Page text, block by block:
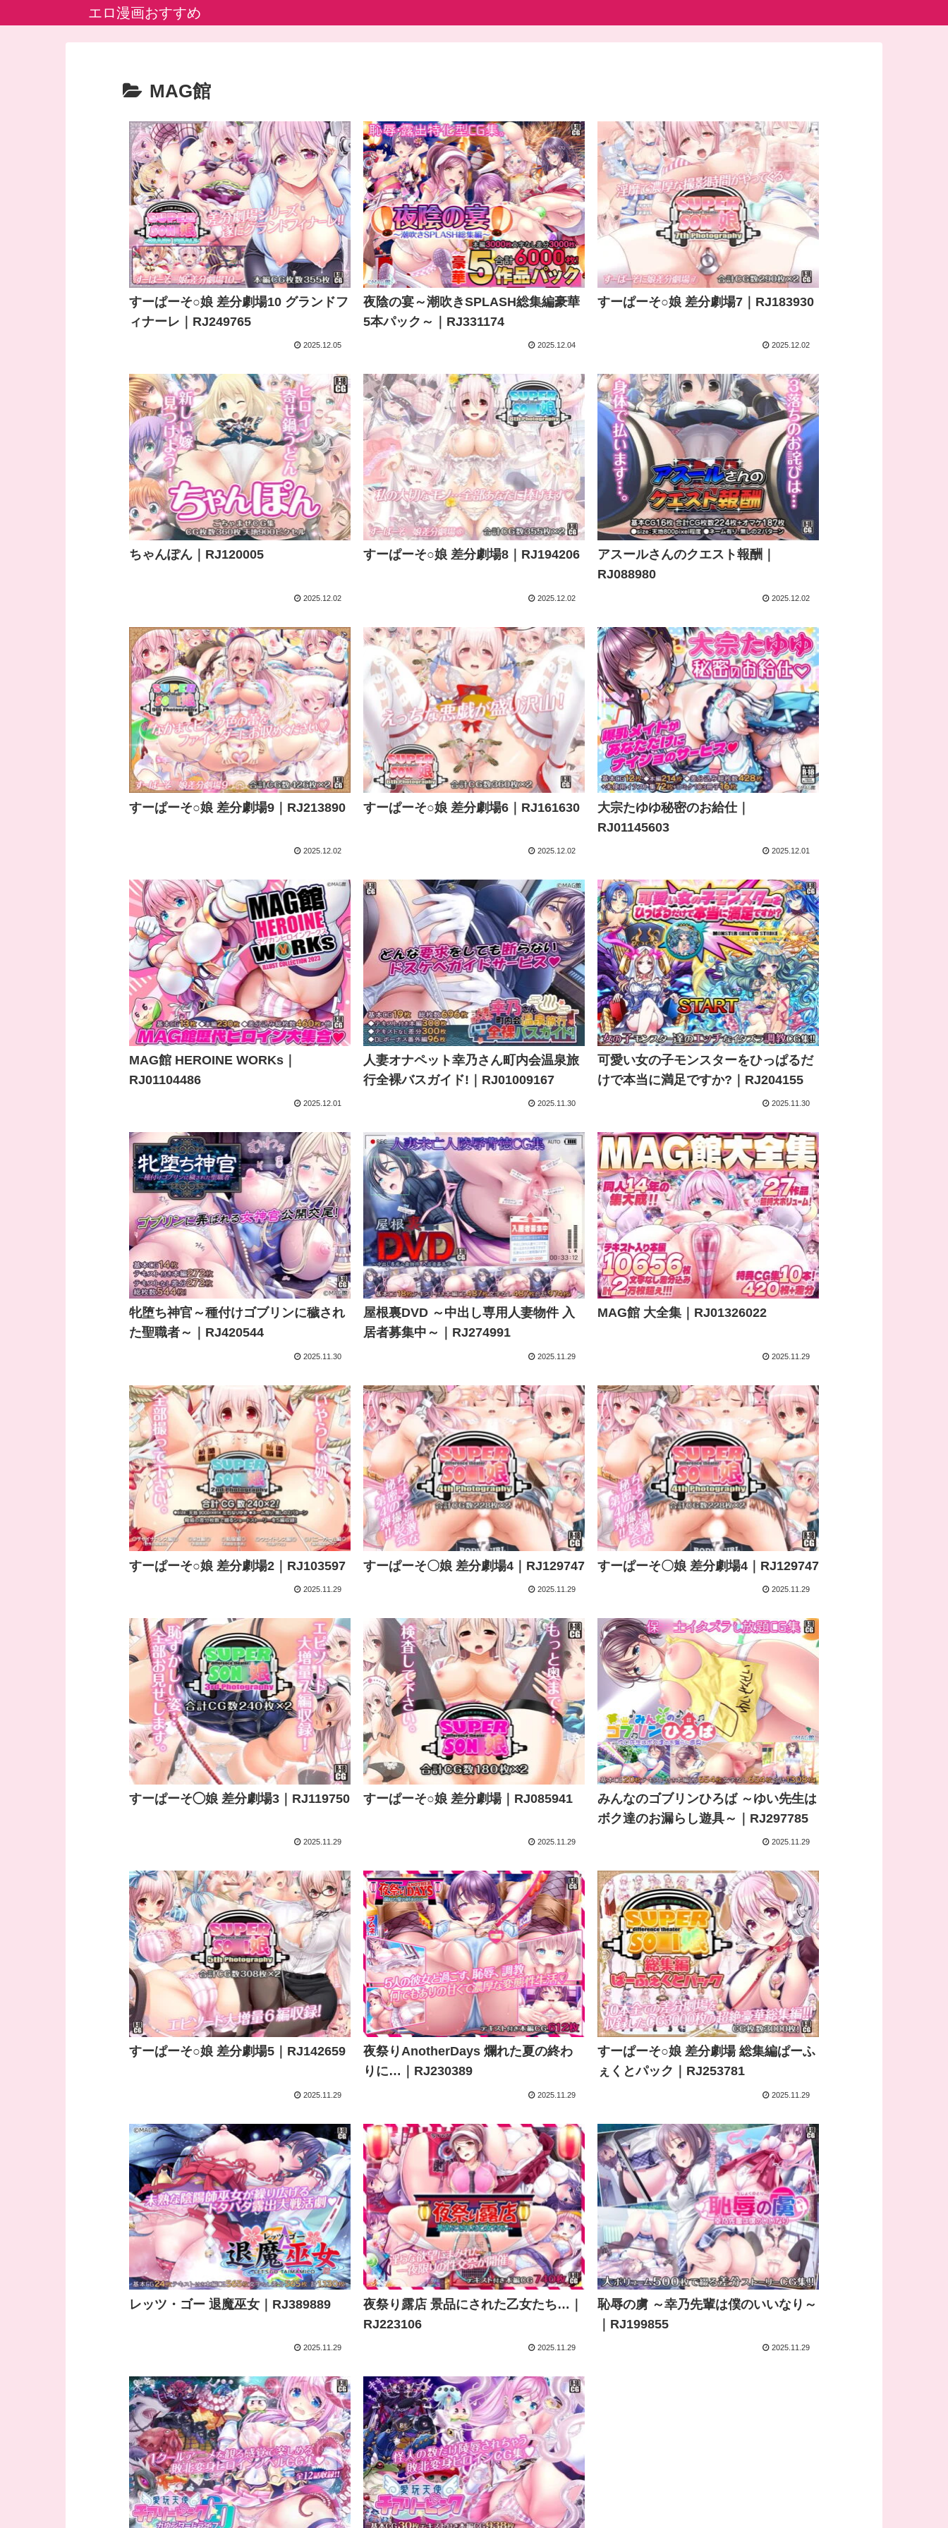
エロ漫画おすすめ
MAG館
すーぱーそ○娘 差分劇場10 グランドフ
ィナーレ｜RJ249765
2025.12.05
夜陰の宴～潮吹きSPLASH総集編豪華
5本パック～｜RJ331174
2025.12.04
すーぱーそ○娘 差分劇場7｜RJ183930
2025.12.02
ちゃんぽん｜RJ120005
2025.12.02
すーぱーそ○娘 差分劇場8｜RJ194206
2025.12.02
アスールさんのクエスト報酬｜
RJ088980
2025.12.02
すーぱーそ○娘 差分劇場9｜RJ213890
2025.12.02
すーぱーそ○娘 差分劇場6｜RJ161630
2025.12.02
大宗たゆゆ秘密のお給仕｜
RJ01145603
2025.12.01
MAG館 HEROINE WORKs｜
RJ01104486
2025.12.01
人妻オナペット幸乃さん町内会温泉旅
行全裸バスガイド!｜RJ01009167
2025.11.30
可愛い女の子モンスターをひっぱるだ
けで本当に満足ですか?｜RJ204155
2025.11.30
牝堕ち神官～種付けゴブリンに穢され
た聖職者～｜RJ420544
2025.11.30
屋根裏DVD ～中出し専用人妻物件 入
居者募集中～｜RJ274991
2025.11.29
MAG館 大全集｜RJ01326022
2025.11.29
すーぱーそ○娘 差分劇場2｜RJ103597
2025.11.29
すーぱーそ〇娘 差分劇場4｜RJ129747
2025.11.29
すーぱーそ〇娘 差分劇場4｜RJ129747
2025.11.29
すーぱーそ◯娘 差分劇場3｜RJ119750
2025.11.29
すーぱーそ○娘 差分劇場｜RJ085941
2025.11.29
みんなのゴブリンひろば ～ゆい先生は
ボク達のお漏らし遊具～｜RJ297785
2025.11.29
すーぱーそ○娘 差分劇場5｜RJ142659
2025.11.29
夜祭りAnotherDays 爛れた夏の終わ
りに…｜RJ230389
2025.11.29
すーぱーそ○娘 差分劇場 総集編ぱーふ
ぇくとパック｜RJ253781
2025.11.29
レッツ・ゴー 退魔巫女｜RJ389889
2025.11.29
夜祭り露店 景品にされた乙女たち…｜
RJ223106
2025.11.29
恥辱の虜 ～幸乃先輩は僕のいいなり～
｜RJ199855
2025.11.29